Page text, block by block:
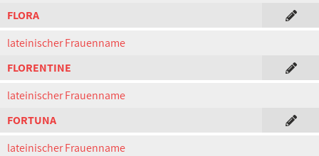
FLORA
lateinischer Frauenname
FLORENTINE
lateinischer Frauenname
FORTUNA
lateinischer Frauenname